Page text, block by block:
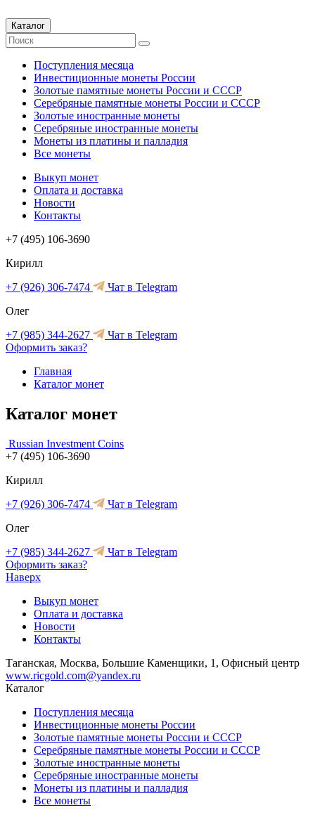
Каталог
Поступления месяца
Инвестиционные монеты России
Золотые памятные монеты России и СССР
Серебряные памятные монеты России и СССР
Золотые иностранные монеты
Серебряные иностранные монеты
Монеты из платины и палладия
Все монеты
Выкуп монет
Оплата и доставка
Новости
Контакты
+7 (495) 106-3690
Кирилл
+7 (926) 306-7474
Чат в Telegram
Олег
+7 (985) 344-2627
Чат в Telegram
Оформить заказ?
Главная
Каталог монет
Каталог монет
Russian Investment Coins
+7 (495) 106-3690
Кирилл
+7 (926) 306-7474
Чат в Telegram
Олег
+7 (985) 344-2627
Чат в Telegram
Оформить заказ?
Наверх
Выкуп монет
Оплата и доставка
Новости
Контакты
Таганская, Москва, Большие Каменщики, 1, Офисный центр
www.ricgold.com@yandex.ru
Каталог
Поступления месяца
Инвестиционные монеты России
Золотые памятные монеты России и СССР
Серебряные памятные монеты России и СССР
Золотые иностранные монеты
Серебряные иностранные монеты
Монеты из платины и палладия
Все монеты